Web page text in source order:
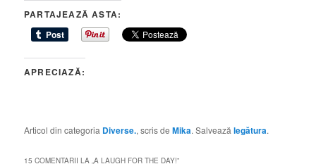
PARTAJEAZĂ ASTA:
APRECIAZĂ:
Articol din categoria Diverse., scris deMika. Salveazălegătura.
15 COMENTARII LA „A LAUGH FOR THE DAY!”